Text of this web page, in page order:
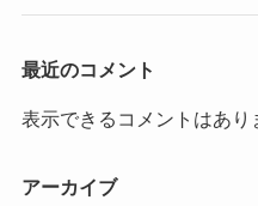
最近のコメント
表示できるコメントはあり
アーカイブ